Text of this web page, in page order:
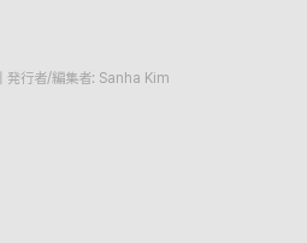
発行者/編集者: Sanha Kim